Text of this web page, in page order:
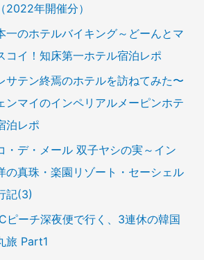
2022年開催分）
一のホテルバイキング～どーんとマ
コイ！知床第一ホテル宿泊レポ
サテン終焉のホテルを訪ねてみた〜
ンマイのインペリアルメーピンホテ
泊レポ
・デ・メール 双子ヤシの実～イン
の真珠・楽園リゾート・セーシェル
記(3)
ピーチ深夜便で行く、3連休の韓国
旅 Part1